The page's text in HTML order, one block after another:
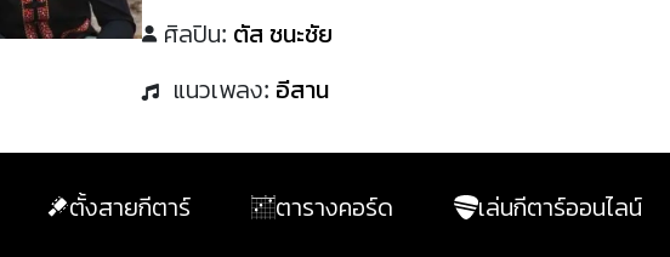
ศิลปิน: ตัส ชนะชัย
แนวเพลง: อีสาน
ตั้งสายกีตาร์ ตารางคอร์ด เล่นกีตาร์ออนไลน์